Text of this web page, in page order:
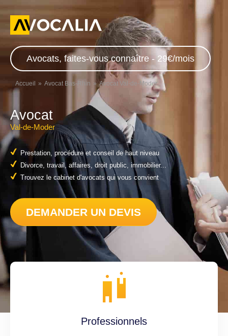
Avocats, faites-vous connaître - 29€/mois
Accueil Avocat Bas-Rhin Avocat Val-de-Moder
Avocat
Val-de-Moder
Prestation, procédure et conseil de haut niveau
Divorce, travail, affaires, droit public, immobilier...
Trouvez le cabinet d'avocats qui vous convient
DEMANDER UN DEVIS
Professionnels